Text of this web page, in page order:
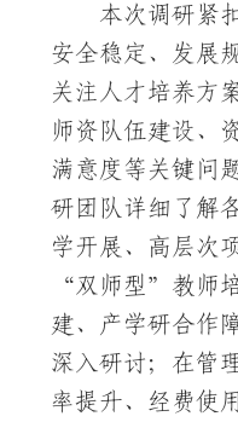
本次调研紧
安全稳定、发展
关注人才培养方
师资队伍建设、
满意度等关键问
研团队详细了解
学开展、高层次
“双师型”教师
建、产学研合作
深入研讨；在管
率提升、经费使